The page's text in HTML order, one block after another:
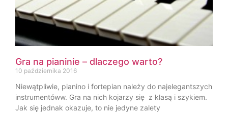
Gra na pianinie – dlaczego warto?
10 października 2016
Niewątpliwie, pianino i fortepian należy do najelegantszych
instrumentóww. Gra na nich kojarzy się z klasą i szykiem.
Jak się jednak okazuje, to nie jedyne zalety